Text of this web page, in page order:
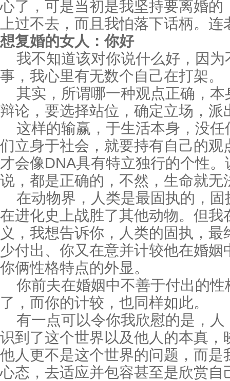
心了，可是当初是我坚持要离婚
上过不去，而且我怕落下话柄。
想复婚的女人：你好
我不知道该对你说什么好，因为
事，我心里有无数个自己在打架。
其实，所谓哪一种观点正确，本
辩论，要选择站位，确定立场，派
这样的输赢，于生活本身，没任
们立身于社会，就要持有自己的
才会像DNA具有特立独行的个性
说，都是正确的，不然，生命就
在动物界，人类是最固执的，固
在进化史上战胜了其他动物。但
义，我想告诉你，人类的固执，
少付出、你又在意并计较他在婚
你俩性格特点的外显。
你前夫在婚姻中不善于付出的性
了，而你的计较，也同样如此。
有一点可以令你我欣慰的是，人
识到了这个世界以及他人的本真
他人更不是这个世界的问题，而
心态，去适应并包容甚至是欣赏自